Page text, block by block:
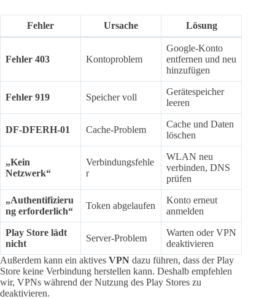
Fehler Ursache Lösung
Fehler 403 Kontoproblem
Google-Konto
entfernen und neu
hinzufügen
Fehler 919 Speicher voll
Gerätespeicher
leeren
DF-DFERH-01 Cache-Problem
Cache und Daten
löschen
„Kein
Netzwerk“
Verbindungsfehle
r
WLAN neu
verbinden, DNS
prüfen
„Authentifizieru
ng erforderlich“
Token abgelaufen
Konto erneut
anmelden
Play Store lädt
nicht
Server-Problem
Warten oder VPN
deaktivieren
Außerdem kann ein aktives VPN dazu führen, dass der Play
Store keine Verbindung herstellen kann. Deshalb empfehlen
wir, VPNs während der Nutzung des Play Stores zu
deaktivieren.